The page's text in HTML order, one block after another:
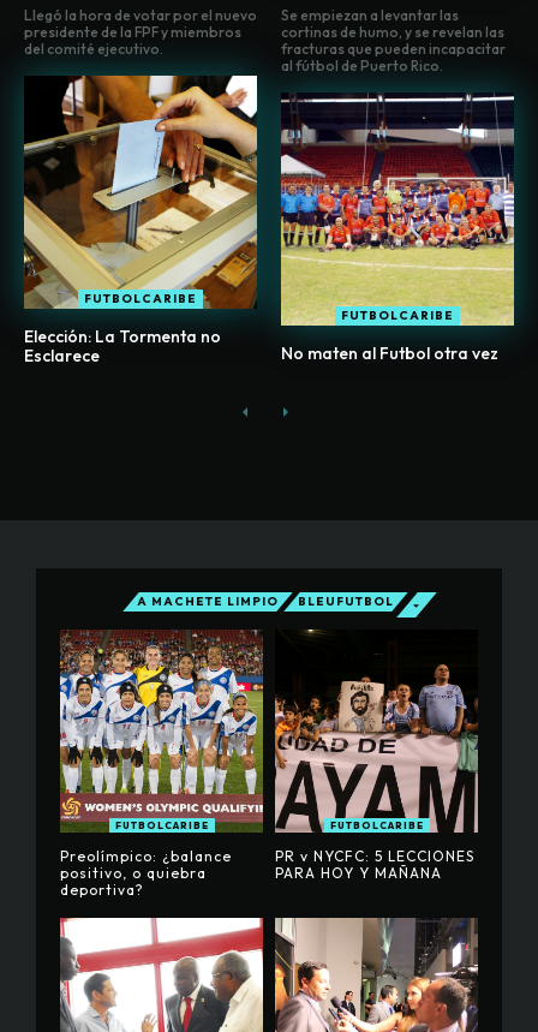
Llegó la hora de votar por el nuevo
presidente de la FPF y miembros
del comité ejecutivo.
FUTBOLCARIBE
Elección: La Tormenta no
Esclarece
Se empiezan a levantar las
cortinas de humo, y se revelan las
fracturas que pueden incapacitar
al fútbol de Puerto Rico.
FUTBOLCARIBE
No maten al Futbol otra vez
A MACHETE LIMPIO BLEUFUTBOL
FUTBOLCARIBE
Preolímpico: ¿balance
positivo, o quiebra
deportiva?
FUTBOLCARIBE
PR v NYCFC: 5 LECCIONES
PARA HOY Y MAÑANA